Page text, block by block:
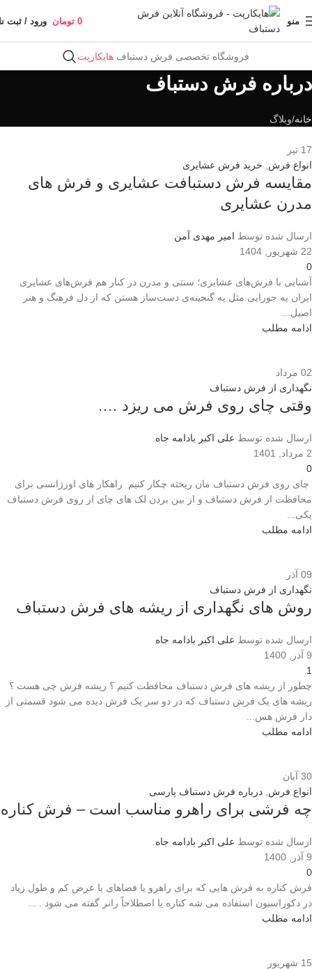
منو 0 تومان ورود / ثبت
فروشگاه تخصصی فرش دستباف هایکارپت
درباره فرش دستباف
خانه وبلاگ
17 تیر
انواع فرش
خرید فرش عشایری
مقایسه فرش دستبافت عشایری و فرش های
مدرن عشایری
ارسال شده توسط امیر مهدی آمن
22 شهریور, 1404
0
آشنایی با فرش‌های عشایری؛ سنتی و مدرن در کنار هم فرش‌های عشایری
ایران یه جورایی مثل یه گنجینه‌ی دست‌ساز هستن که از دل فرهنگ و هنر
اصیل...
ادامه مطلب
02 مرداد
نگهداری از فرش دستباف
وقتی چای روی فرش می ریزد ….
ارسال شده توسط علی اکبر بادامه جاه
2 مرداد, 1401
0
چای روی فرش دستباف مان ریخته چکار کنیم راهکار های اورژانسی برای
محافظت از فرش دستباف و از بین بردن لک های چای از روی فرش دستباف
یکی...
ادامه مطلب
09 آذر
نگهداری از فرش دستباف
روش های نگهداری از ریشه های فرش دستباف
ارسال شده توسط علی اکبر بادامه جاه
9 آذر, 1400
1
چطور از ریشه های فرش دستباف محافظت کنیم ؟ ریشه فرش چی هست ؟
ریشه های یک فرش دستباف که در دو سر یک فرش دیده می شود قسمتی از
دار فرش هس...
ادامه مطلب
30 آبان
انواع فرش درباره فرش دستباف پارسی
چه فرشی برای راهرو مناسب است – فرش کناره
ارسال شده توسط علی اکبر بادامه جاه
9 آذر, 1400
0
فرش کناره به فرش هایی که برای راهرو یا فضاهای با عرض کم و طول زیاد
در دکوراسیون استفاده می شه کناره یا اصطلاحاً رانر گفته می شود . ...
ادامه مطلب
15 شهریور